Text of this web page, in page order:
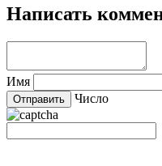
Написать
Имя
Число